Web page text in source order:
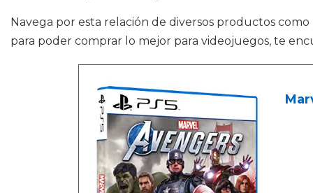
Navega por esta relación de diversos productos como
para poder comprar lo mejor para videojuegos, te